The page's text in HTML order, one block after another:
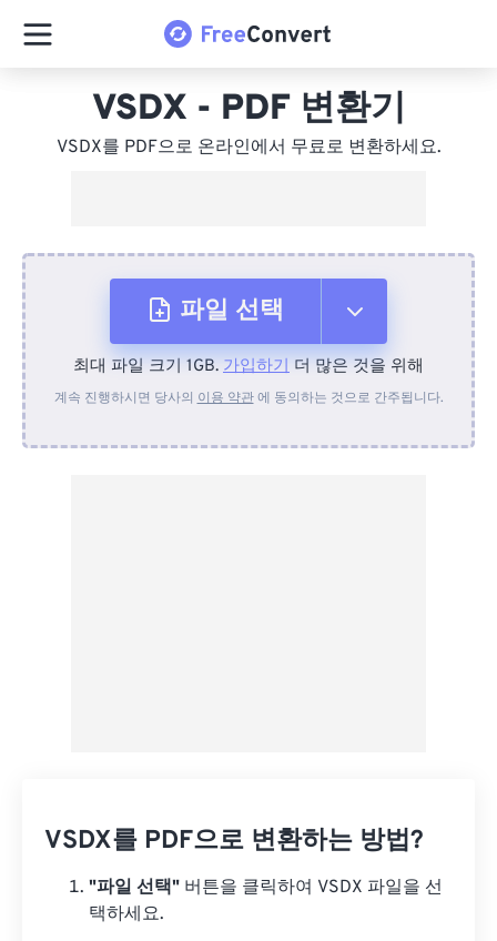
VSDX - PDF 변환기
VSDX를 PDF으로 온라인에서 무료로 변환하세요.
파일 선택
장치에서
최대 파일 크기 1GB. 가입하기 더 많은 것을 위해
계속 진행하시면 당사의 이용 약관에 동의하는 것으로 간주됩니다.
VSDX를 PDF으로 변환하는 방법?
"파일 선택" 버튼을 클릭하여 VSDX 파일을 선
택하세요.